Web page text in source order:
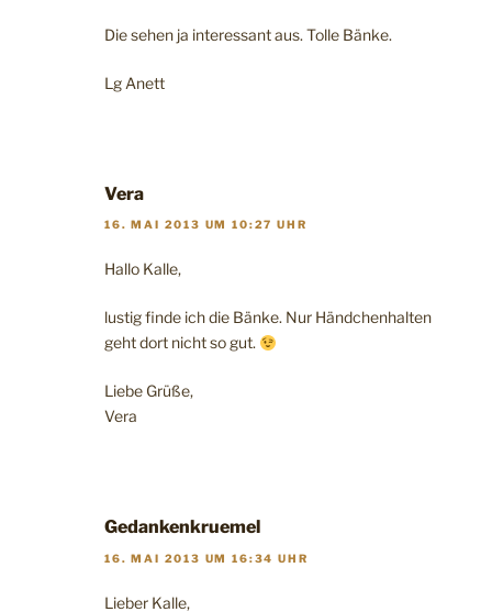
Die sehen ja interessant aus. Tolle Bänke.
Lg Anett
Vera
16. MAI 2013 UM 10:27 UHR
Hallo Kalle,
lustig finde ich die Bänke. Nur Händchenhalten
geht dort nicht so gut.
Liebe Grüße,
Vera
Gedankenkruemel
16. MAI 2013 UM 16:34 UHR
Lieber Kalle,